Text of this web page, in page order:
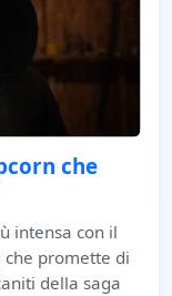
che
intensa con il
promette di
della saga